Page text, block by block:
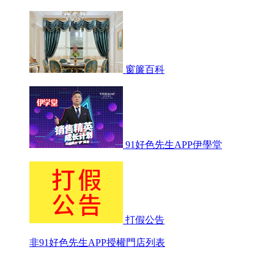
窗簾百科
91好色先生APP伊學堂
打假公告
非91好色先生APP授權門店列表